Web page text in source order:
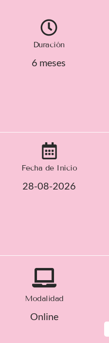
Duración
6 meses
Fecha de Inicio
28-08-2026
Modalidad
Online